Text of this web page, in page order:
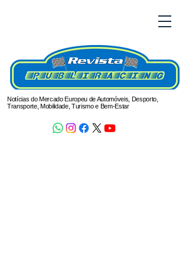
Notícias do Mercado Europeu de Automóveis, Desporto,
Transporte, Mobilidade, Turismo e Bem-Estar